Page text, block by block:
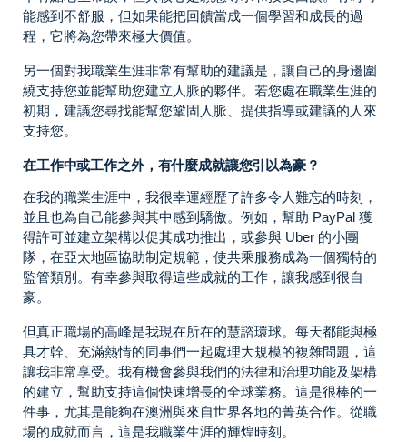
能感到不舒服，但如果能把回饋當成一個學習和成長的過
程，它將為您帶來極大價值。
另一個對我職業生涯非常有幫助的建議是，讓自己的身邊圍
繞支持您並能幫助您建立人脈的夥伴。若您處在職業生涯的
初期，建議您尋找能幫您鞏固人脈、提供指導或建議的人來
支持您。
在工作中或工作之外，有什麼成就讓您引以為豪？
在我的職業生涯中，我很幸運經歷了許多令人難忘的時刻，
並且也為自己能參與其中感到驕傲。例如，幫助 PayPal 獲
得許可並建立架構以促其成功推出，或參與 Uber 的小團
隊，在亞太地區協助制定規範，使共乘服務成為一個獨特的
監管類別。有幸參與取得這些成就的工作，讓我感到很自
豪。
但真正職場的高峰是我現在所在的慧諮環球。每天都能與極
具才幹、充滿熱情的同事們一起處理大規模的複雜問題，這
讓我非常享受。我有機會參與我們的法律和治理功能及架構
的建立，幫助支持這個快速增長的全球業務。這是很棒的一
件事，尤其是能夠在澳洲與來自世界各地的菁英合作。從職
場的成就而言，這是我職業生涯的輝煌時刻。